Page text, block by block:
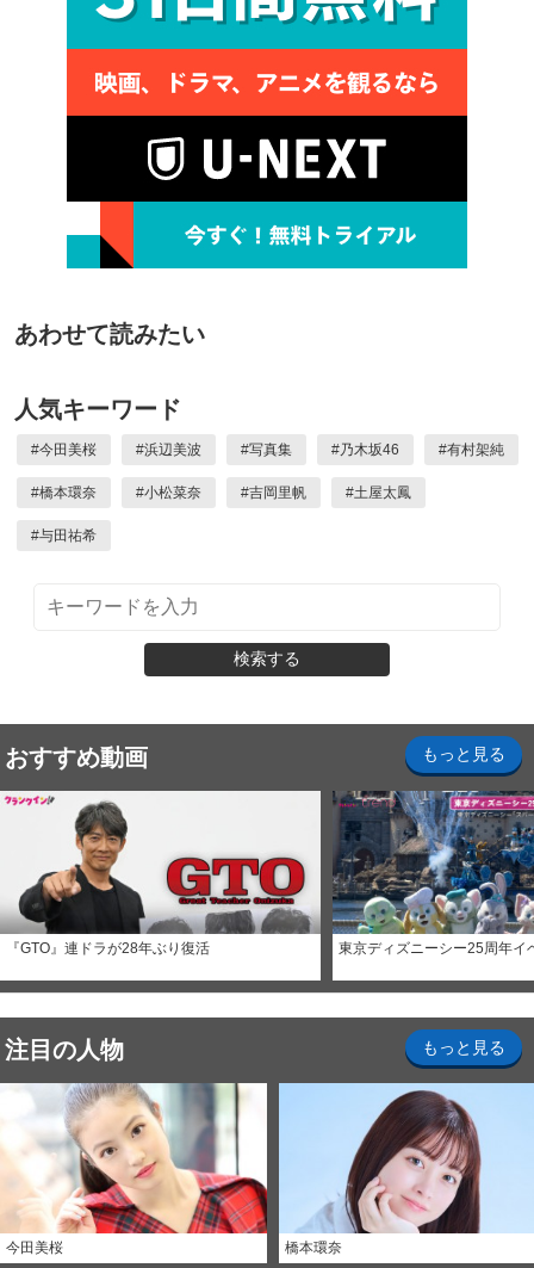
あわせて読みたい
人気キーワード
#今田美桜 #浜辺美波 #写真集 #乃木坂46 #有村架純
#橋本環奈 #小松菜奈 #吉岡里帆 #土屋太鳳
#与田祐希
検索する
おすすめ動画 もっと見る
『GTO』連ドラが28年ぶり復活 東京ディズニーシー25周年イ
注目の人物 もっと見る
今田美桜 橋本環奈